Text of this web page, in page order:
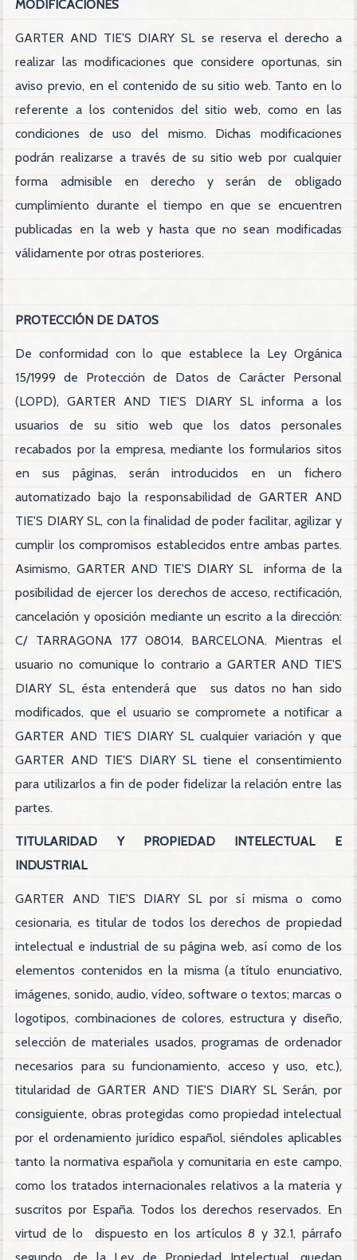
MODIFICACIONES
GARTER AND TIE'S DIARY SL se reserva el derecho a
realizar las modificaciones que considere oportunas, sin
aviso previo, en el contenido de su sitio web. Tanto en lo
referente a los contenidos del sitio web, como en las
condiciones de uso del mismo. Dichas modificaciones
podrán realizarse a través de su sitio web por cualquier
forma admisible en derecho y serán de obligado
cumplimiento durante el tiempo en que se encuentren
publicadas en la web y hasta que no sean modificadas
válidamente por otras posteriores.
PROTECCIÓN DE DATOS
De conformidad con lo que establece la Ley Orgánica
15/1999 de Protección de Datos de Carácter Personal
(LOPD), GARTER AND TIE'S DIARY SL informa a los
usuarios de su sitio web que los datos personales
recabados por la empresa, mediante los formularios sitos
en sus páginas, serán introducidos en un fichero
automatizado bajo la responsabilidad de GARTER AND
TIE'S DIARY SL, con la finalidad de poder facilitar, agilizar y
cumplir los compromisos establecidos entre ambas partes.
Asimismo, GARTER AND TIE'S DIARY SL informa de la
posibilidad de ejercer los derechos de acceso, rectificación,
cancelación y oposición mediante un escrito a la dirección:
C/ TARRAGONA 177 08014, BARCELONA. Mientras el
usuario no comunique lo contrario a GARTER AND TIE'S
DIARY SL, ésta entenderá que sus datos no han sido
modificados, que el usuario se compromete a notificar a
GARTER AND TIE'S DIARY SL cualquier variación y que
GARTER AND TIE'S DIARY SL tiene el consentimiento
para utilizarlos a fin de poder fidelizar la relación entre las
partes.
TITULARIDAD Y PROPIEDAD INTELECTUAL E
INDUSTRIAL
GARTER AND TIE'S DIARY SL por sí misma o como
cesionaria, es titular de todos los derechos de propiedad
intelectual e industrial de su página web, así como de los
elementos contenidos en la misma (a título enunciativo,
imágenes, sonido, audio, vídeo, software o textos; marcas o
logotipos, combinaciones de colores, estructura y diseño,
selección de materiales usados, programas de ordenador
necesarios para su funcionamiento, acceso y uso, etc.),
titularidad de GARTER AND TIE'S DIARY SL Serán, por
consiguiente, obras protegidas como propiedad intelectual
por el ordenamiento jurídico español, siéndoles aplicables
tanto la normativa española y comunitaria en este campo,
como los tratados internacionales relativos a la materia y
suscritos por España. Todos los derechos reservados. En
virtud de lo dispuesto en los artículos 8 y 32.1, párrafo